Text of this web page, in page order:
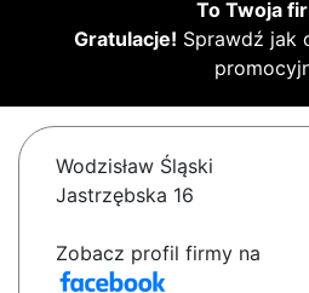
To Twoja
Gratulacje! Sprawdź jak
Wodzisław Śląski
Jastrzębska 16
Zobacz profil firmy na